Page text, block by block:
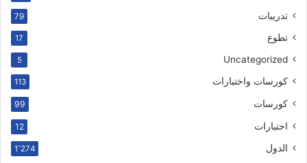
تدريبات 79
تطوع 17
Uncategorized
5
كورسات واختبارات 113
كورسات 99
اختبارات 12
الدول 1٬274